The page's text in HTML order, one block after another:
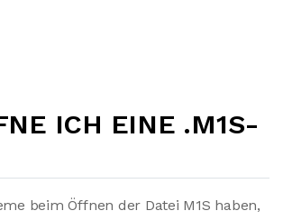
ICH EINE .M1S-
beim Öffnen der Datei M1S haben,